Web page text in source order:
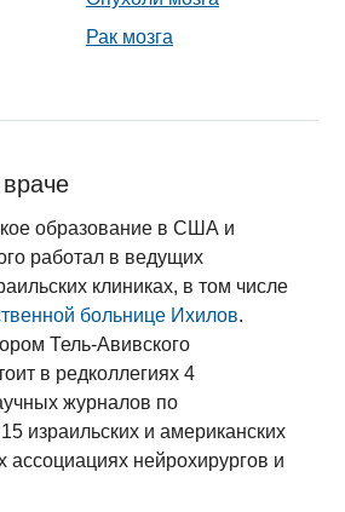
Рак мозга
образование в США и
работал в ведущих
клиниках, в том числе
больнице Ихилов.
Тель-Авивского
в редколлегиях 4
журналов по
израильских и американских
нейрохирургов и